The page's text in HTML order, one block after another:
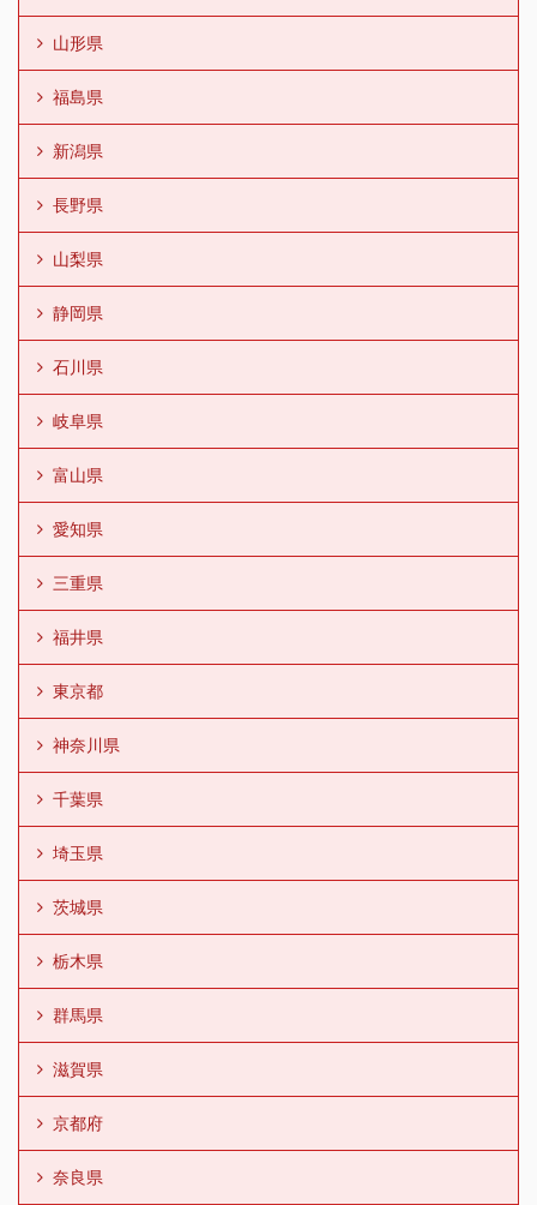
山形県
福島県
新潟県
長野県
山梨県
静岡県
石川県
岐阜県
富山県
愛知県
三重県
福井県
東京都
神奈川県
千葉県
埼玉県
茨城県
栃木県
群馬県
滋賀県
京都府
奈良県